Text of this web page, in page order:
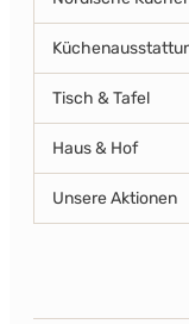
Tisch & Tafel
Haus & Hof
Unsere Aktionen